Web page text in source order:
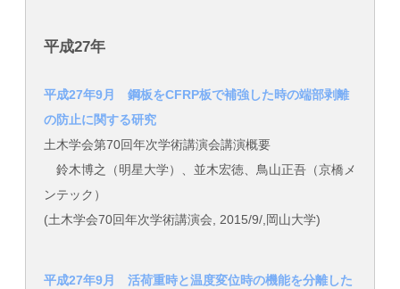
平成27年
平成27年9月 鋼板をCFRP板で補強した時の端部剥離
の防止に関する研究
土木学会第70回年次学術講演会講演概要
鈴木博之（明星大学）、並木宏徳、鳥山正吾（京橋メ
ンテック）
(土木学会70回年次学術講演会, 2015/9/,岡山大学)
平成27年9月 活荷重時と温度変位時の機能を分離した